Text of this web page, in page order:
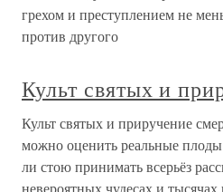
грехом и преступлением не
против другого
Культ святых и
Культ святых и приручение
можно оценить реальные плоды
ли стою принимать всерьёз
невероятных чудесах и